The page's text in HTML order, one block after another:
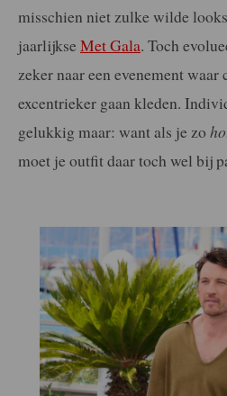
misschien niet zulke wilde
jaarlijkse Met Gala. Toch
zeker naar een evenement waar
excentrieker gaan kleden.
gelukkig maar: want als je zo
moet je outfit daar toch wel bij